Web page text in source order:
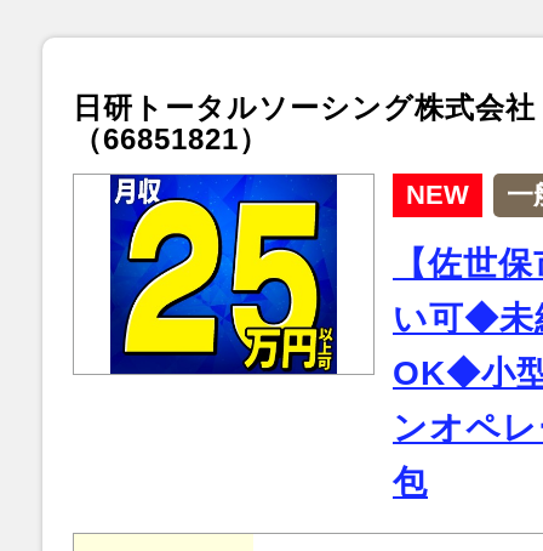
日研トータルソーシング株式会
（66851821）
NEW 一
【佐世
い可◆未
OK◆小
ンオペ
包